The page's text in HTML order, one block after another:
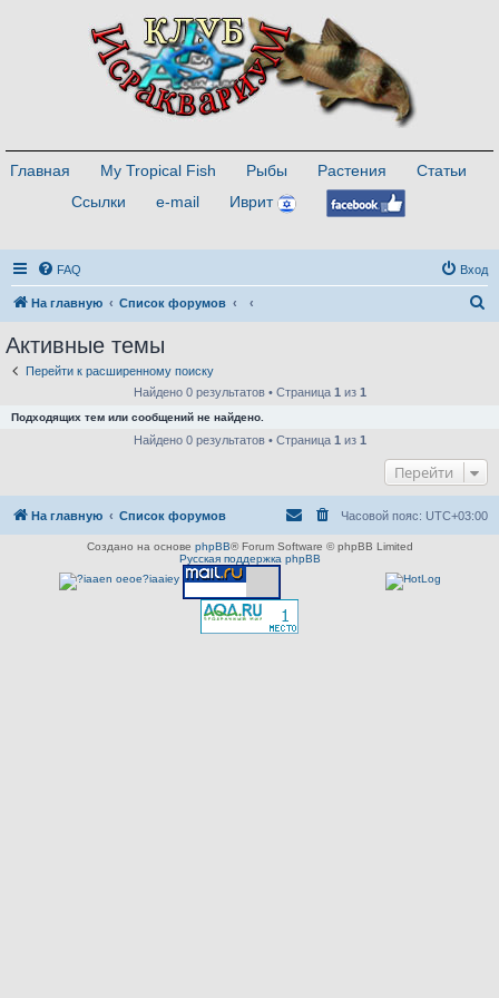
Главная My Tropical Fish Рыбы Растения
Статьи
Ссылки
e-mail Иврит
FAQ Вход
На главную Список форумов
Активные темы
Перейти к расширенному поиску
Найдено 0 результатов • Страница 1 из 1
Подходящих тем или сообщений не найдено.
Найдено 0 результатов • Страница 1 из 1
Перейти
На главную Список форумов Часовой пояс: UTC+03:00
Создано на основе phpBB® Forum Software © phpBB Limited
Русская поддержка phpBB